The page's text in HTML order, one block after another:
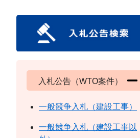
入札公告（WTO案件）
一般競争入札（建設工事）
一般競争入札（建設工事以